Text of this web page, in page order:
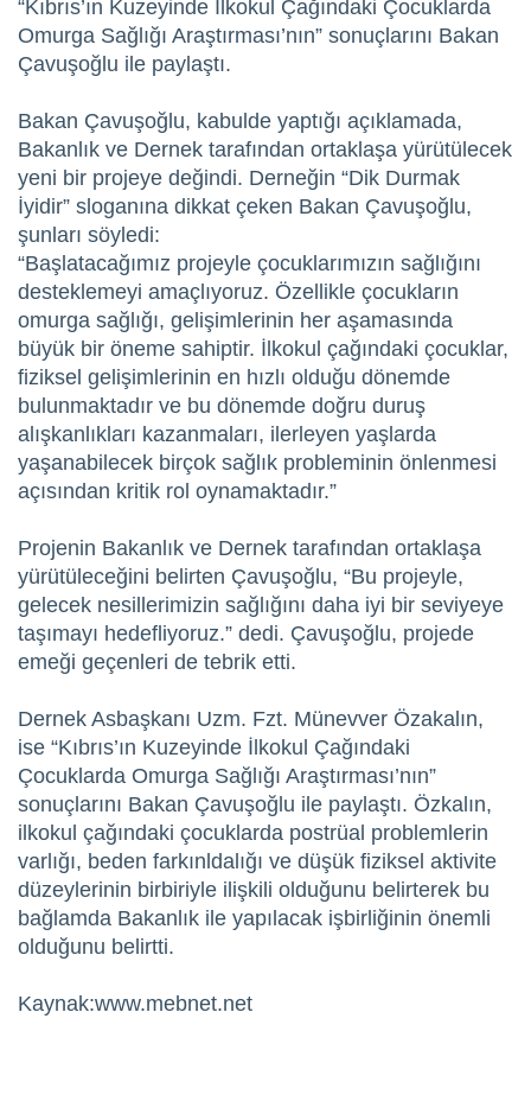
“Kıbrıs’ın Kuzeyinde İlkokul Çağındaki Çocuklarda
Omurga Sağlığı Araştırması’nın” sonuçlarını Bakan
Çavuşoğlu ile paylaştı.
Bakan Çavuşoğlu, kabulde yaptığı açıklamada,
Bakanlık ve Dernek tarafından ortaklaşa yürütülecek
yeni bir projeye değindi. Derneğin “Dik Durmak
İyidir” sloganına dikkat çeken Bakan Çavuşoğlu,
şunları söyledi:
“Başlatacağımız projeyle çocuklarımızın sağlığını
desteklemeyi amaçlıyoruz. Özellikle çocukların
omurga sağlığı, gelişimlerinin her aşamasında
büyük bir öneme sahiptir. İlkokul çağındaki çocuklar,
fiziksel gelişimlerinin en hızlı olduğu dönemde
bulunmaktadır ve bu dönemde doğru duruş
alışkanlıkları kazanmaları, ilerleyen yaşlarda
yaşanabilecek birçok sağlık probleminin önlenmesi
açısından kritik rol oynamaktadır.”
Projenin Bakanlık ve Dernek tarafından ortaklaşa
yürütüleceğini belirten Çavuşoğlu, “Bu projeyle,
gelecek nesillerimizin sağlığını daha iyi bir seviyeye
taşımayı hedefliyoruz.” dedi. Çavuşoğlu, projede
emeği geçenleri de tebrik etti.
Dernek Asbaşkanı Uzm. Fzt. Münevver Özakalın,
ise “Kıbrıs’ın Kuzeyinde İlkokul Çağındaki
Çocuklarda Omurga Sağlığı Araştırması’nın”
sonuçlarını Bakan Çavuşoğlu ile paylaştı. Özkalın,
ilkokul çağındaki çocuklarda postrüal problemlerin
varlığı, beden farkınldalığı ve düşük fiziksel aktivite
düzeylerinin birbiriyle ilişkili olduğunu belirterek bu
bağlamda Bakanlık ile yapılacak işbirliğinin önemli
olduğunu belirtti.
Kaynak:www.mebnet.net